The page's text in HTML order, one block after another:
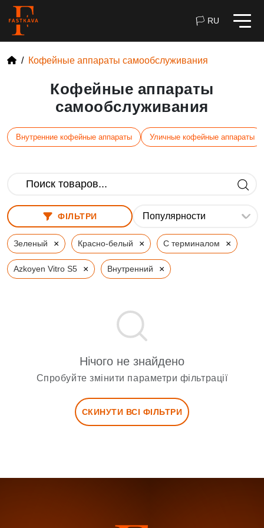
🏳 RU
Кофейные аппараты самообслуживания
Кофейные аппараты
самообслуживания
Внутренние кофейные аппараты Уличные кофейные аппараты
ФІЛЬТРИ
Зеленый × Красно-белый × С терминалом ×
Azkoyen Vitro S5 × Внутренний ×
Нічого не знайдено
Спробуйте змінити параметри фільтрації
СКИНУТИ ВСІ ФІЛЬТРИ